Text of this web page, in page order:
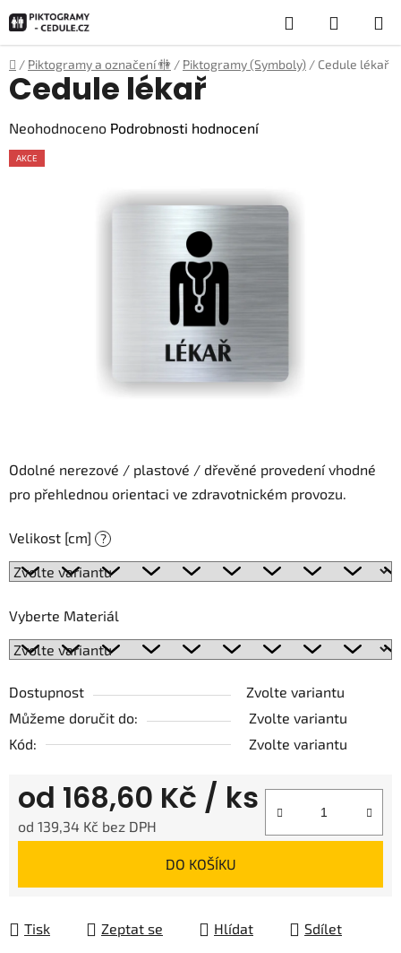
na
obsah
Hledat
KOŠÍK
Domů
/ Piktogramy a označení 🚻 / Piktogramy (Symboly) / Cedule lékař
Odolné nerezové / plastové / dřevěné provedení vhodné
pro přehlednou orientaci ve zdravotnickém provozu.
Velikost [cm] ?
Vyberte Materiál
Dostupnost
Zvolte variantu
Můžeme doručit do:
Zvolte variantu
Kód:
Zvolte variantu
od 168,60 Kč / ks
od 139,34 Kč bez DPH
DO KOŠÍKU
Tisk Zeptat se Hlídat Sdílet
Cedule lékař
Průměrné
hodnocení
Neohodnoceno Podrobnosti hodnocení
AKCE